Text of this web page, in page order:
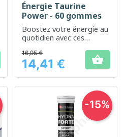
Énergie Taurine
Power - 60 gommes
Boostez votre énergie au
quotidien avec ces
taurine.
Prix
16,95 €
14,41 € 
-15%